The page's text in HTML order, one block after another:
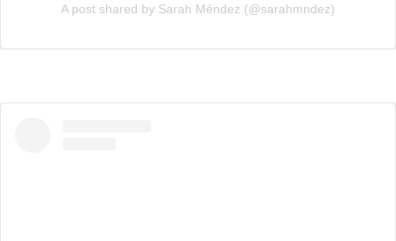
A post shared by Sarah Méndez (@sarahmndez)